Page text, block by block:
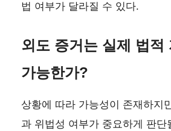
법 여부가 달라질 수 있다.
외도 증거는 실제 법적
가능한가?
상황에 따라 가능성이 존재하지
과 위법성 여부가 중요하게 판단